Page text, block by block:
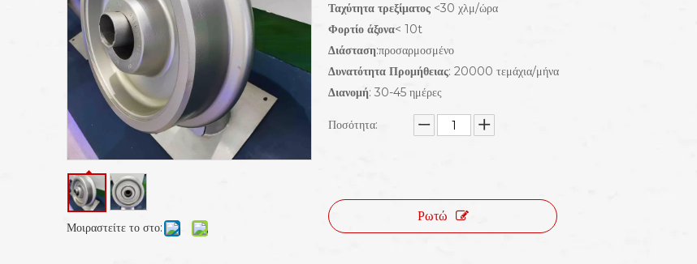
Μοιραστείτε το στο:
Ταχύτητα τρεξίματος <30 χλμ/ώρα
Φορτίο άξονα< 10t
Διάσταση:προσαρμοσμένο
Δυνατότητα Προμήθειας: 20000 τεμάχια/μήνα
Διανομή: 30-45 ημέρες
Ποσότητα:
Ρωτώ